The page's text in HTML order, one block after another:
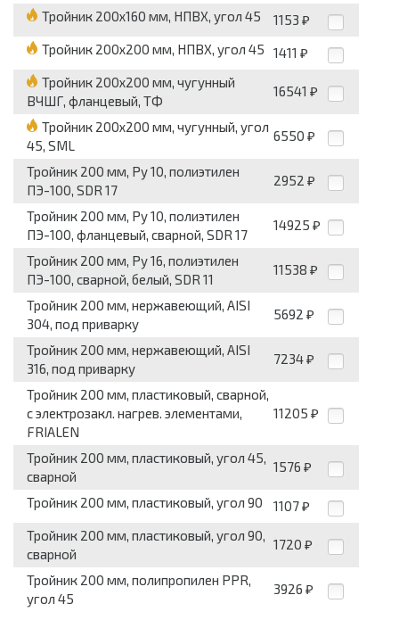
Тройник 200x160 мм, НПВХ, угол 45 1153 ₽
Тройник 200x200 мм, НПВХ, угол 45 1411 ₽
Тройник 200x200 мм, чугунный
ВЧШГ, фланцевый, ТФ
16541 ₽
Тройник 200x200 мм, чугунный, угол
45, SML
6550 ₽
Тройник 200 мм, Pу 10, полиэтилен
ПЭ-100, SDR 17
2952 ₽
Тройник 200 мм, Pу 10, полиэтилен
ПЭ-100, фланцевый, сварной, SDR 17
14925 ₽
Тройник 200 мм, Pу 16, полиэтилен
ПЭ-100, сварной, белый, SDR 11
11538 ₽
Тройник 200 мм, нержавеющий, AISI
304, под приварку
5692 ₽
Тройник 200 мм, нержавеющий, AISI
316, под приварку
7234 ₽
Тройник 200 мм, пластиковый, сварной,
с электрозакл. нагрев. элементами,
FRIALEN
11205 ₽
Тройник 200 мм, пластиковый, угол 45,
сварной
1576 ₽
Тройник 200 мм, пластиковый, угол 90 1107 ₽
Тройник 200 мм, пластиковый, угол 90,
сварной
1720 ₽
Тройник 200 мм, полипропилен PPR,
угол 45
3926 ₽